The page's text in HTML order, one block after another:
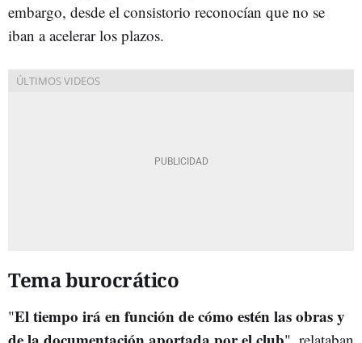
embargo, desde el consistorio reconocían que no se
iban a acelerar los plazos.
Tema burocrático
"El tiempo irá en función de cómo estén las obras y